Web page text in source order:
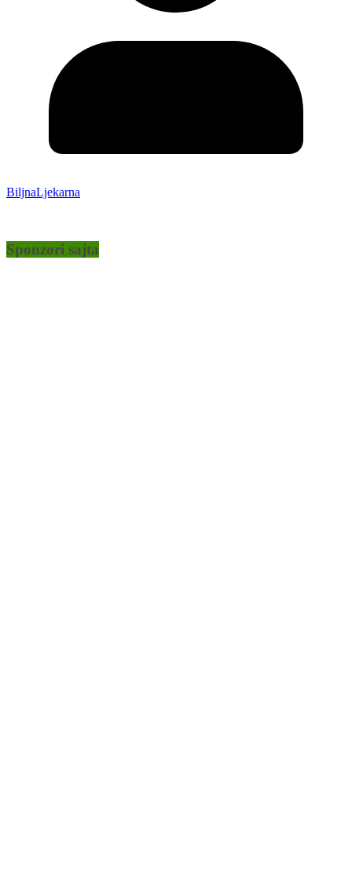
BiljnaLjekarna
Sponzori sajta